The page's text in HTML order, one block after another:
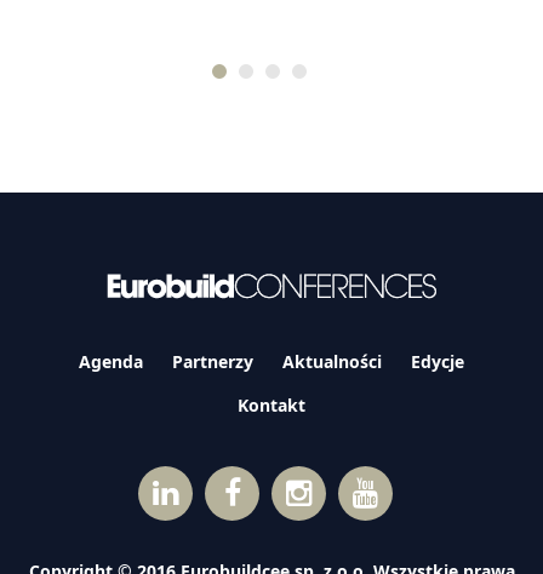
Agenda Partnerzy Aktualności
Edycje
Kontakt